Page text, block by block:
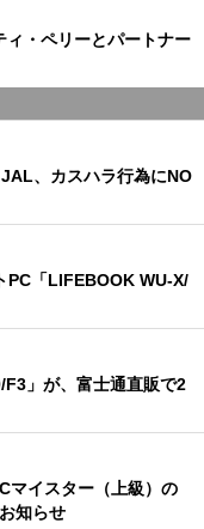
・ペリーとパートナー
、カスハラ行為にNO
「LIFEBOOK WU-X/
」が、富士通直販で2
マイスター（上級）の
知らせ